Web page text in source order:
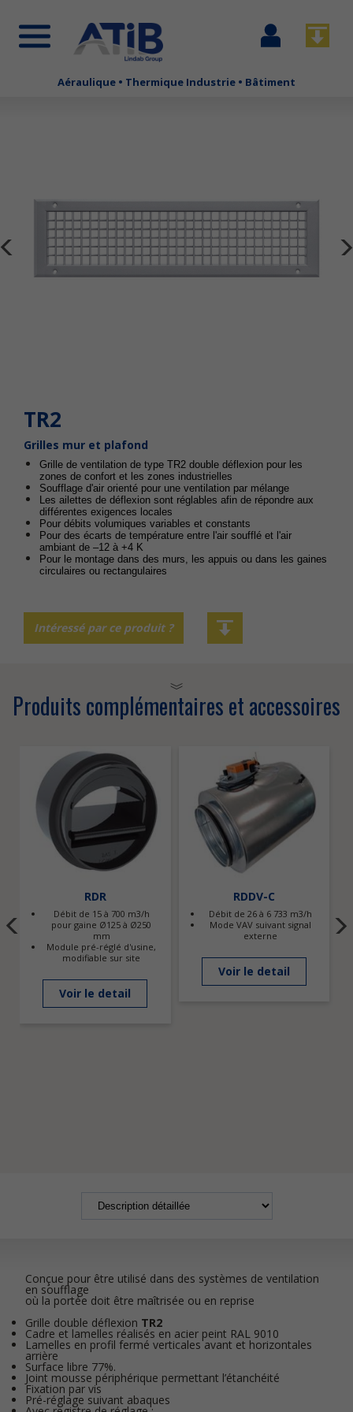
Aéraulique • Thermique Industrie • Bâtiment
TR2
Grilles mur et plafond
Grille de ventilation de type TR2 double déflexion pour les
zones de confort et les zones industrielles
Soufflage d'air orienté pour une ventilation par mélange
Les ailettes de déflexion sont réglables afin de répondre aux
différentes exigences locales
Pour débits volumiques variables et constants
Pour des écarts de température entre l'air soufflé et l'air
ambiant de –12 à +4 K
Pour le montage dans des murs, les appuis ou dans les gaines
circulaires ou rectangulaires
Intéressé par ce produit ?
Produits complémentaires et accessoires
RDR
Débit de 15 à 700 m3/h
pour gaine Ø125 à Ø250
mm
Module pré-réglé d'usine,
modifiable sur site
Voir le detail
RDDV-C
Débit de 26 à 6 733 m3/h
Mode VAV suivant signal
externe
Voir le detail
Conçue pour être utilisé dans des systèmes de ventilation
en soufflage
où la portée doit être maîtrisée ou en reprise
Grille double déflexion TR2
Cadre et lamelles réalisés en acier peint RAL 9010
Lamelles en profil fermé verticales avant et horizontales
arrière
Surface libre 77%.
Joint mousse périphérique permettant l’étanchéité
Fixation par vis
Pré-réglage suivant abaques